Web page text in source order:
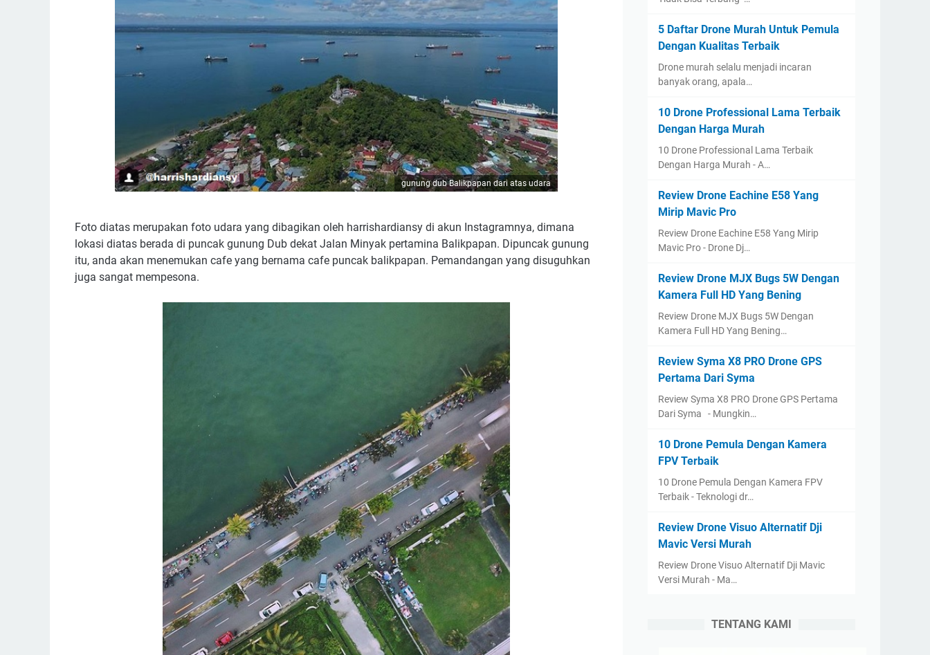
gunung dub Balikpapan dari atas udara
Foto diatas merupakan foto udara yang dibagikan oleh harrishardiansy di akun Instagramnya, dimana
lokasi diatas berada di puncak gunung Dub dekat Jalan Minyak pertamina Balikpapan. Dipuncak gunung
itu, anda akan menemukan cafe yang bernama cafe puncak balikpapan. Pemandangan yang disuguhkan
juga sangat mempesona.
5 Daftar Drone Murah Untuk Pemula
Dengan Kualitas Terbaik
Drone murah selalu menjadi incaran
banyak orang, apala…
10 Drone Professional Lama Terbaik
Dengan Harga Murah
10 Drone Professional Lama Terbaik
Dengan Harga Murah - A…
Review Drone Eachine E58 Yang
Mirip Mavic Pro
Review Drone Eachine E58 Yang Mirip
Mavic Pro - Drone Dj…
Review Drone MJX Bugs 5W Dengan
Kamera Full HD Yang Bening
Review Drone MJX Bugs 5W Dengan
Kamera Full HD Yang Bening…
Review Syma X8 PRO Drone GPS
Pertama Dari Syma
Review Syma X8 PRO Drone GPS Pertama
Dari Syma - Mungkin…
10 Drone Pemula Dengan Kamera
FPV Terbaik
10 Drone Pemula Dengan Kamera FPV
Terbaik - Teknologi dr…
Review Drone Visuo Alternatif Dji
Mavic Versi Murah
Review Drone Visuo Alternatif Dji Mavic
Versi Murah - Ma…
TENTANG KAMI